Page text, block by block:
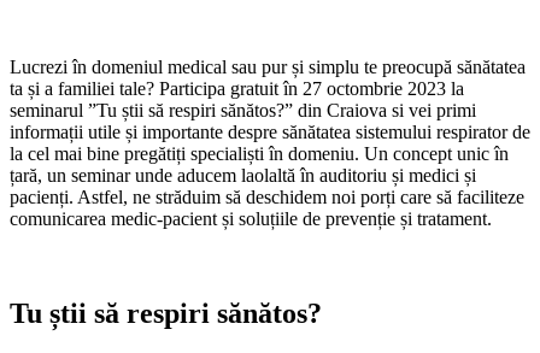
Lucrezi în domeniul medical sau pur și simplu te preocupă sănătatea
ta și a familiei tale? Participa gratuit în 27 octombrie 2023 la
seminarul ”Tu știi să respiri sănătos?” din Craiova si vei primi
informații utile și importante despre sănătatea sistemului respirator de
la cel mai bine pregătiți specialiști în domeniu. Un concept unic în
țară, un seminar unde aducem laolaltă în auditoriu și medici și
pacienți. Astfel, ne străduim să deschidem noi porți care să faciliteze
comunicarea medic-pacient și soluțiile de prevenție și tratament.
Tu știi să respiri sănătos?